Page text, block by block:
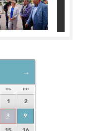
→
СБ ВС
1 2
8 9